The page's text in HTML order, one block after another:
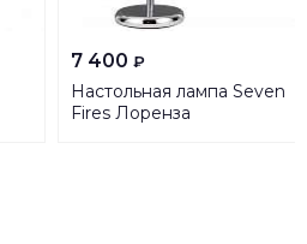
7 400 ₽
Настольная лампа Seven
Fires Лоренза